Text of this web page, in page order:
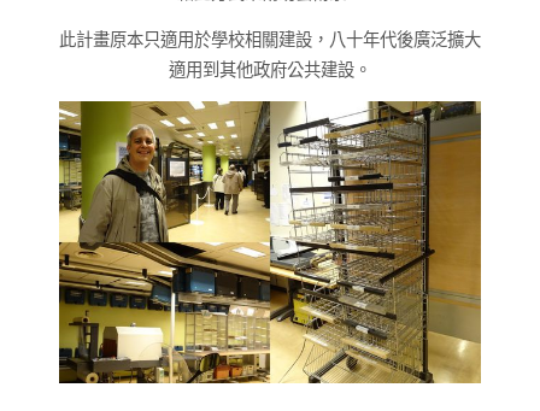
此計畫原本只適用於學校相關建設，八十年代後廣泛擴大
適用到其他政府公共建設。